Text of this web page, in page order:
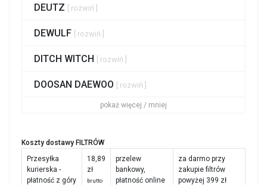
DEUTZ [ rozwiń ]
DEWULF [ rozwiń ]
DITCH WITCH [ rozwiń ]
DOOSAN DAEWOO [ rozwiń ]
pokaż więcej / mniej
Koszty dostawy FILTRÓW
Przesyłka
kurierska -
płatność z góry
18,89
zł
brutto
przelew
bankowy,
płatność online
za darmo przy
zakupie filtrów
powyżej 399 zł